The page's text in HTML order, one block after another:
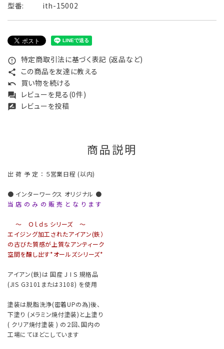
型番: ith-15002
error_outline 特定商取引法に基づく表記 (返品など)
share この商品を友達に教える
undo 買い物を続ける
forum レビューを見る(0件)
rate_review レビューを投稿
商品説明
出 荷 予 定 ： ５営業日程 (以内)
● インターワークス オリジナル ●
当 店 の み の 販 売 と な り ま す
～ Ｏｌｄｓ シリーズ ～
エイジング加工されたアイアン(鉄）
の古びた質感が上質なアンティーク
空間を醸し出す*オールズシリーズ*
アイアン(鉄)は 国産 J I S 規格品
(JIS G3101または3108) を使用
塗装は脱脂洗浄(密着UPの為)後、
下塗り (メラミン焼付塗装)と上塗り
( クリア焼付塗装 ) の２回、国内の
工場にてほどこしています